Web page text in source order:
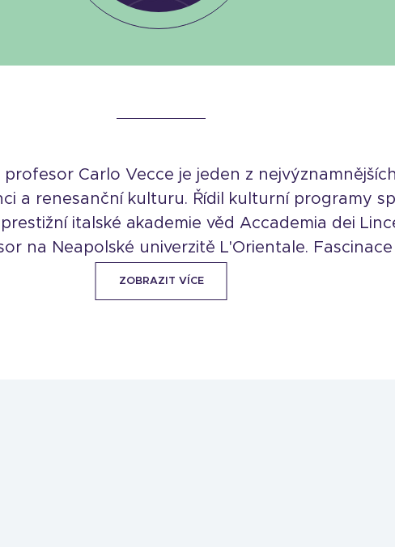
Carlo Vecce je jeden z
a renesanční kulturu. Řídil kulturní programy
italské akademie věd Accademia dei
na Neapolské univerzitě L'Orientale. Fascinace
ZOBRAZIT VÍCE